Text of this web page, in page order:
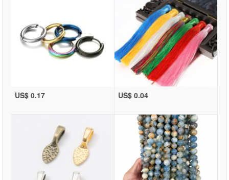
US$ 0.17 US$ 0.04